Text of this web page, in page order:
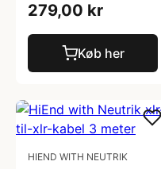
279,00 kr
Køb her
HIEND WITH NEUTRIK